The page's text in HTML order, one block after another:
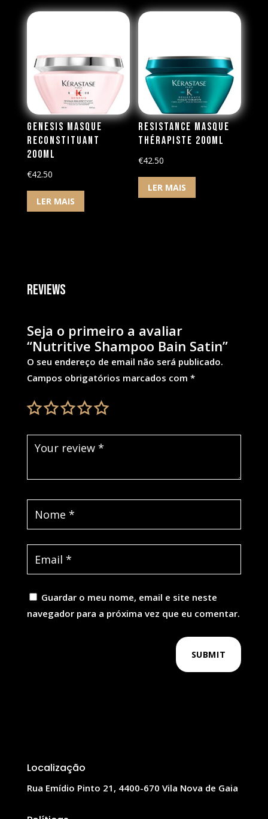
Genesis Masque
Reconstituant
200ml
€42.50
LER MAIS
Resistance Masque
Thérapiste 200ml
€42.50
LER MAIS
Reviews
Seja o primeiro a avaliar
“Nutritive Shampoo Bain Satin”
O seu endereço de email não será publicado.
Campos obrigatórios marcados com *
Guardar o meu nome, email e site neste
navegador para a próxima vez que eu comentar.
SUBMIT
Localização
Rua Emídio Pinto 21, 4400-670 Vila Nova de Gaia